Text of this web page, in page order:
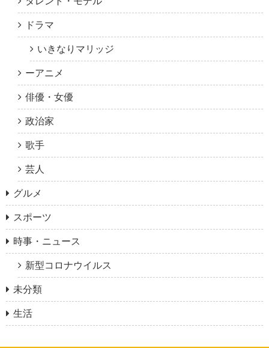
ドラマ
いきなりマリッジ
ーアニメ
俳優・女優
政治家
歌手
芸人
グルメ
スポーツ
時事・ニュース
新型コロナウイルス
未分類
生活